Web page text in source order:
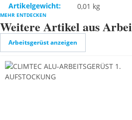
Artikelgewicht:
0,01 kg
MEHR ENTDECKEN
Weitere Artikel aus
Arbeitsgerüst anzeigen